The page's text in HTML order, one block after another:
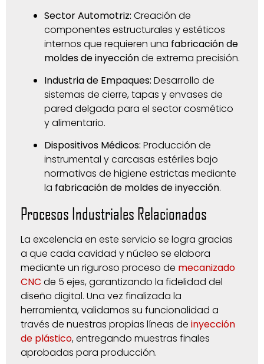
Sector Automotriz: Creación de
componentes estructurales y estéticos
internos que requieren una fabricación de
moldes de inyecciónde extrema precisión.
Industria de Empaques: Desarrollo de
sistemas de cierre, tapas y envases de
pared delgada para el sector cosmético
y alimentario.
Dispositivos Médicos: Producción de
instrumental y carcasas estériles bajo
normativas de higiene estrictas mediante
la fabricación de moldes de inyección.
Procesos Industriales Relacionados
La excelencia en este servicio se logra gracias
a que cada cavidad y núcleo se elabora
mediante un riguroso proceso de mecanizado
CNC de 5 ejes, garantizando la fidelidad del
diseño digital. Una vez finalizada la
herramienta, validamos su funcionalidad a
través de nuestras propias líneas de inyección
de plástico, entregando muestras finales
aprobadas para producción.